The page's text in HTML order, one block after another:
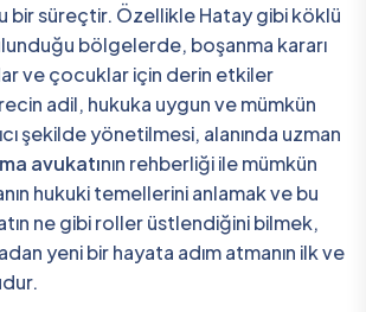
bir süreçtir. Özellikle Hatay gibi köklü
bölgelerde, boşanma kararı
ve çocuklar için derin etkiler
adil, hukuka uygun ve mümkün
şekilde yönetilmesi, alanında uzman
avukatının rehberliği ile mümkün
hukuki temellerini anlamak ve bu
ne gibi roller üstlendiğini bilmek,
yeni bir hayata adım atmanın ilk ve